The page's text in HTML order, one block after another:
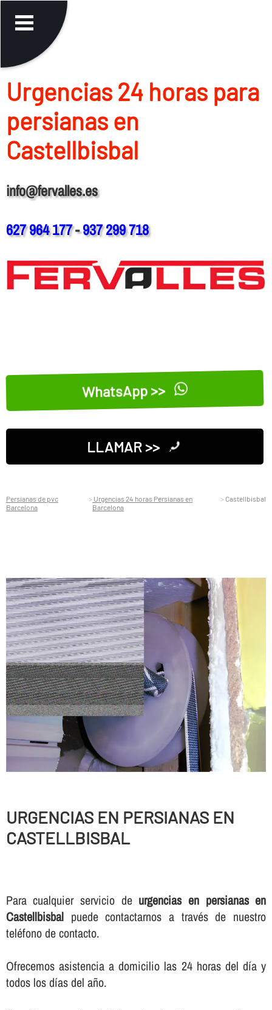
Urgencias 24 horas para
persianas en
Castellbisbal
info@fervalles.es
627 964 177-937 299 718
WhatsApp >>
LLAMAR >>
Persianas de pvc
Barcelona
Urgencias 24 horas Persianas en
Barcelona
Castellbisbal
URGENCIAS EN PERSIANAS EN
CASTELLBISBAL
Para cualquier servicio de urgencias en persianas en
Castellbisbalpuede contactarnos a través de nuestro
teléfono de contacto.
Ofrecemos asistencia a domicilio las 24 horas del dí­a y
todos los dí­as del año.